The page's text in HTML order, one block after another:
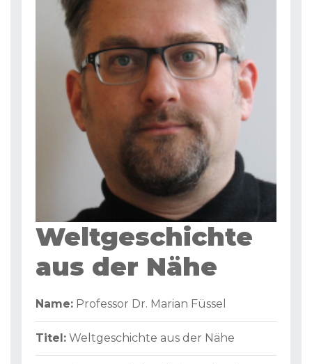
Weltgeschichte
aus der Nähe
Name: Professor Dr. Marian Füssel
Titel: Weltgeschichte aus der Nähe